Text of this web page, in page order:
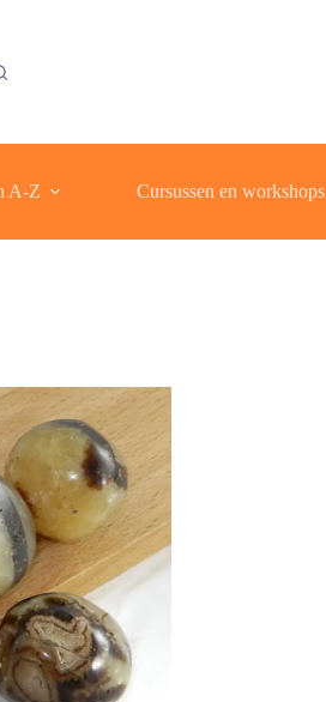
A-Z Cursussen en workshops